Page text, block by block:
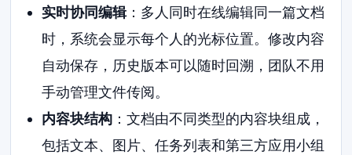
实时协同编辑：多人同时在线编辑同一篇文档
时，系统会显示每个人的光标位置。修改内容
自动保存，历史版本可以随时回溯，团队不用
手动管理文件传阅。
内容块结构：文档由不同类型的内容块组成，
包括文本、图片、任务列表和第三方应用小组